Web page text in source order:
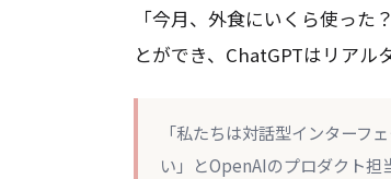
「今月、外食にいくら使っ
とができ、ChatGPTはリアル
「私たちは対話型インターフ
い」とOpenAIのプロダクト